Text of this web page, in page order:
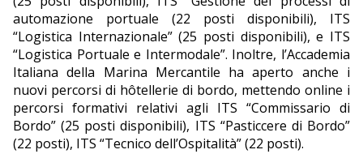
automazione portuale (22 posti disponibili), ITS
“Logistica Internazionale” (25 posti disponibili), e ITS
“Logistica Portuale e Intermodale”. Inoltre, l’Accademia
Italiana della Marina Mercantile ha aperto anche i
nuovi percorsi di hôtellerie di bordo, mettendo online i
percorsi formativi relativi agli ITS “Commissario di
Bordo” (25 posti disponibili), ITS “Pasticcere di Bordo”
(22 posti), ITS “Tecnico dell’Ospitalità” (22 posti).